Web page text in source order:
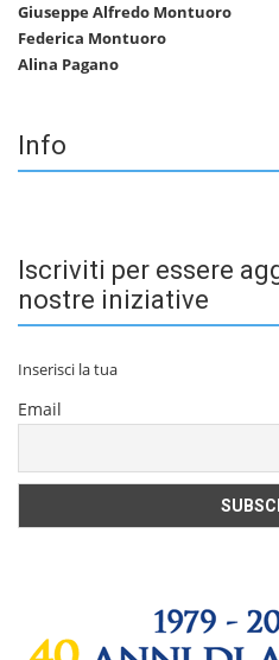
Giuseppe Alfredo Montuoro
Federica Montuoro
Alina Pagano
Info
Iscriviti per essere
nostre iniziative
Inserisci la tua
Email